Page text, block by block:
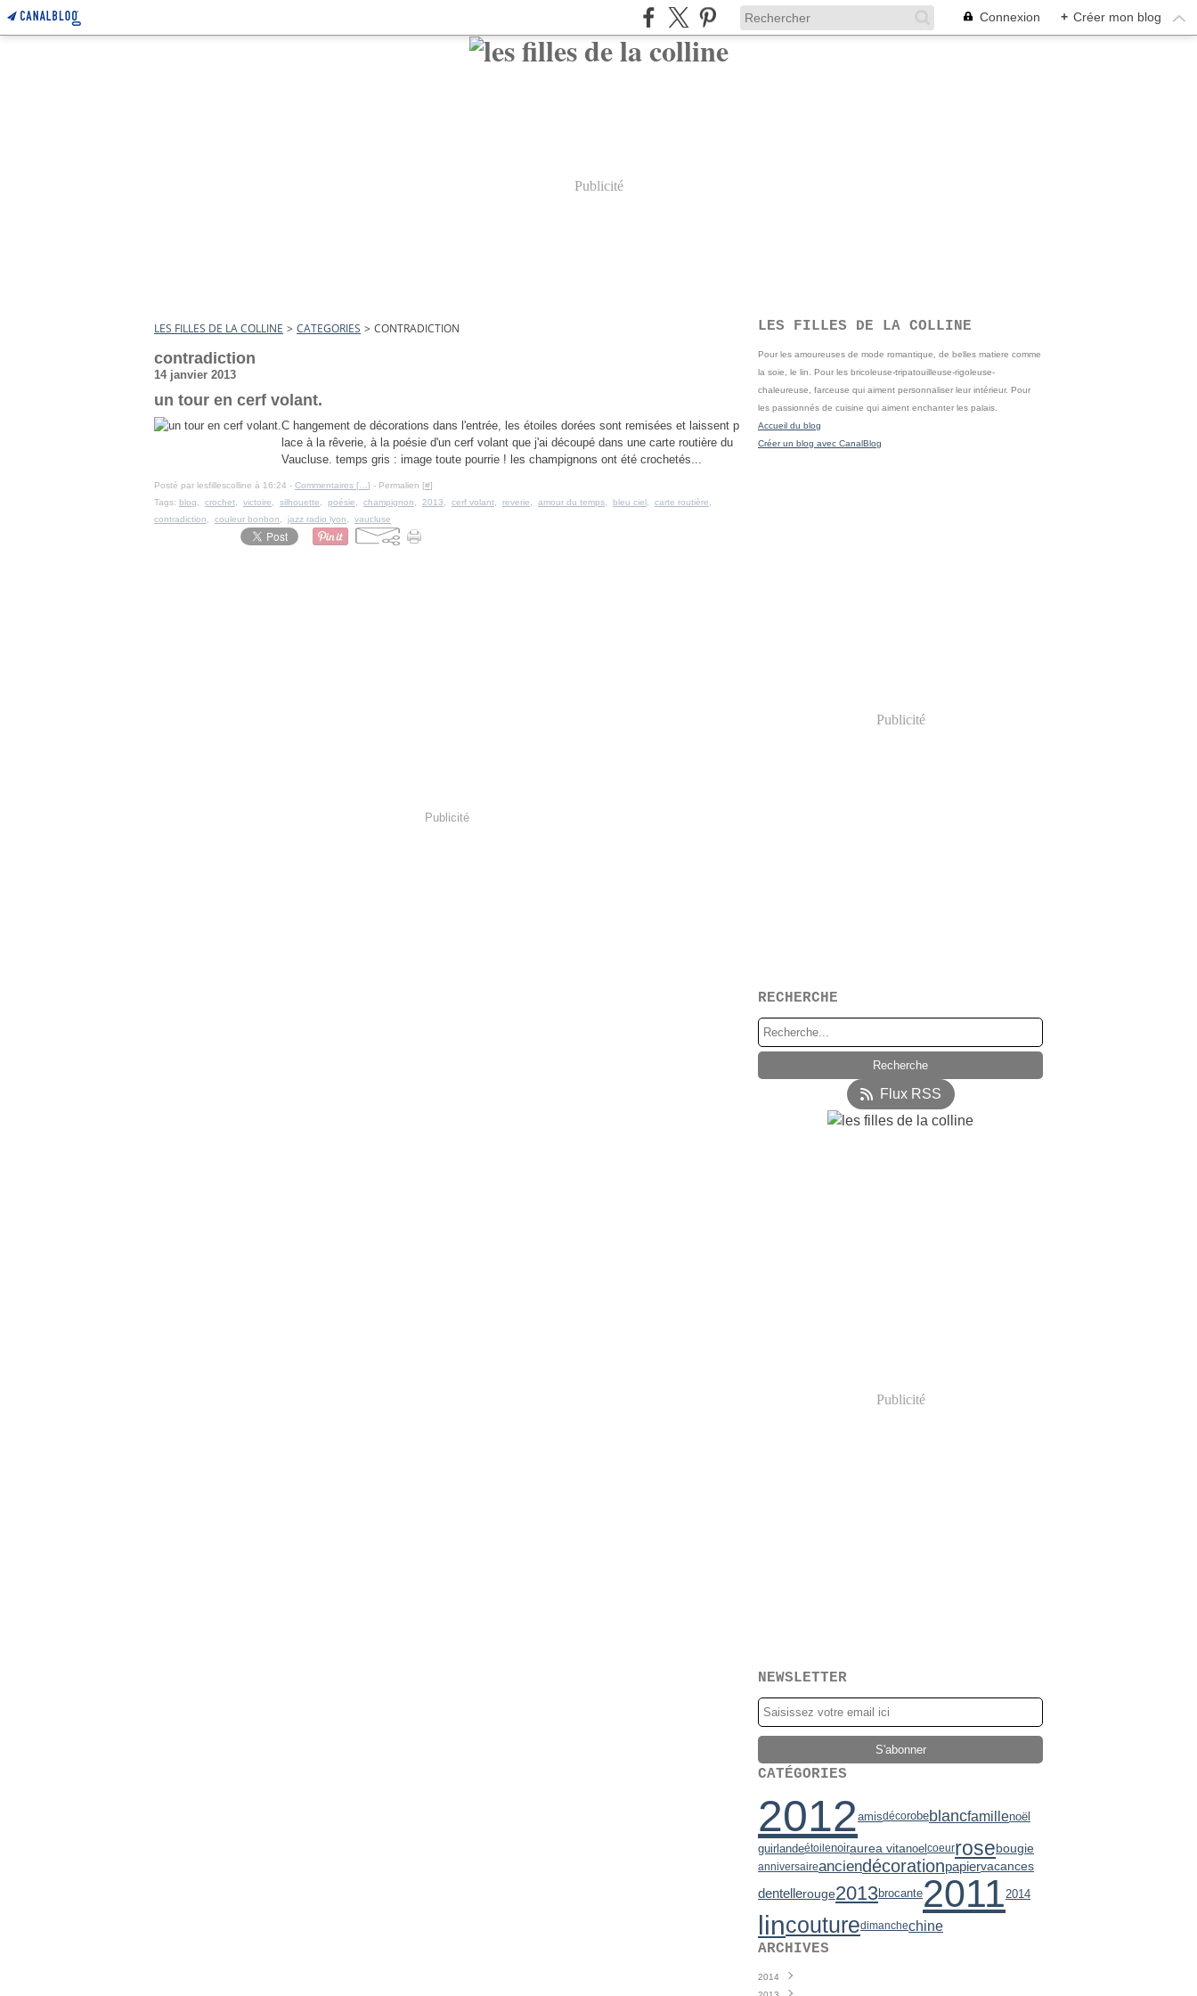
Connexion + Créer mon blog
Publicité
LES FILLES DE LA COLLINE > CATEGORIES > CONTRADICTION
contradiction
14 janvier 2013
un tour en cerf volant.
C hangement de décorations dans l'entrée, les étoiles dorées sont remisées et laissent p
lace à la rêverie, à la poésie d'un cerf volant que j'ai découpé dans une carte routière du
Vaucluse. temps gris : image toute pourrie ! les champignons ont été crochetés...
Posté par lesfillescolline à 16:24 - Commentaires [ ] - Permalien [#]
Tags: blog crochet victoire silhouette poésie champignon 2013 cerf volant reverie amour du temps bleu ciel carte routière
contradiction
couleur bonbon jazz radio lyon vaucluse
Publicité
LES FILLES DE LA COLLINE
Pour les amoureuses de mode romantique, de belles matiere comme
la soie, le lin. Pour les bricoleuse-tripatouilleuse-rigoleuse-
chaleureuse, farceuse qui aiment personnaliser leur intérieur. Pour
les passionnés de cuisine qui aiment enchanter les palais.
Accueil du blog
Créer un blog avec CanalBlog
Publicité
RECHERCHE
Flux RSS
Publicité
NEWSLETTER
CATÉGORIES
2012amisdécorobeblancfamillenoël
guirlandeétoilenoiraurea vitanoelcoeurrosebougie
anniversaireanciendécorationpapiervacances
dentellerouge2013brocante2011 2014
lincouturedimanchechine
ARCHIVES
2014